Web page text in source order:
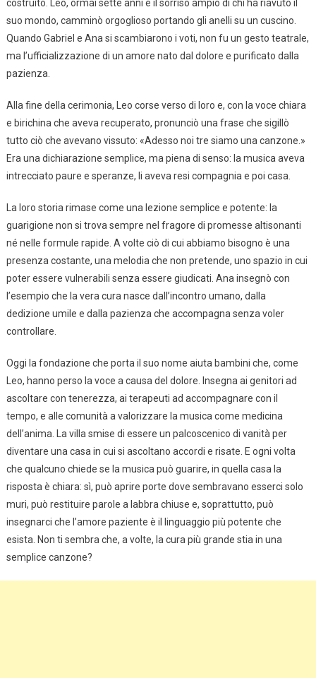
costruito. Leo, ormai sette anni e il sorriso ampio di chi ha riavuto il
suo mondo, camminò orgoglioso portando gli anelli su un cuscino.
Quando Gabriel e Ana si scambiarono i voti, non fu un gesto teatrale,
ma l’ufficializzazione di un amore nato dal dolore e purificato dalla
pazienza.
Alla fine della cerimonia, Leo corse verso di loro e, con la voce chiara
e birichina che aveva recuperato, pronunciò una frase che sigillò
tutto ciò che avevano vissuto: «Adesso noi tre siamo una canzone.»
Era una dichiarazione semplice, ma piena di senso: la musica aveva
intrecciato paure e speranze, li aveva resi compagnia e poi casa.
La loro storia rimase come una lezione semplice e potente: la
guarigione non si trova sempre nel fragore di promesse altisonanti
né nelle formule rapide. A volte ciò di cui abbiamo bisogno è una
presenza costante, una melodia che non pretende, uno spazio in cui
poter essere vulnerabili senza essere giudicati. Ana insegnò con
l’esempio che la vera cura nasce dall’incontro umano, dalla
dedizione umile e dalla pazienza che accompagna senza voler
controllare.
Oggi la fondazione che porta il suo nome aiuta bambini che, come
Leo, hanno perso la voce a causa del dolore. Insegna ai genitori ad
ascoltare con tenerezza, ai terapeuti ad accompagnare con il
tempo, e alle comunità a valorizzare la musica come medicina
dell’anima. La villa smise di essere un palcoscenico di vanità per
diventare una casa in cui si ascoltano accordi e risate. E ogni volta
che qualcuno chiede se la musica può guarire, in quella casa la
risposta è chiara: sì, può aprire porte dove sembravano esserci solo
muri, può restituire parole a labbra chiuse e, soprattutto, può
insegnarci che l’amore paziente è il linguaggio più potente che
esista. Non ti sembra che, a volte, la cura più grande stia in una
semplice canzone?